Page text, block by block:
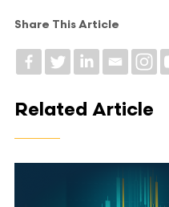
Share This Article
Related Article